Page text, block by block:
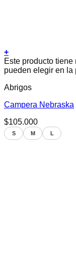
+
Este producto
pueden elegir en la
Abrigos
Campera Nebraska
$105.000
S M L